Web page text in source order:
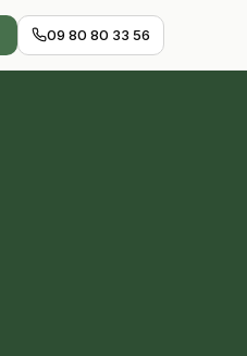
09 80 80 33 56